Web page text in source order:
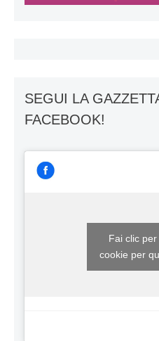
SEGUI LA
FACEBOOK!
Fai clic
cookie per